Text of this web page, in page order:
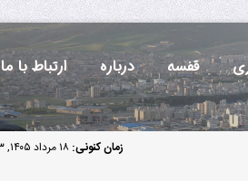
قفسه درباره ارتباط با ما
زمان کنونی: ۱۸ مرداد ۱۴۰۵, ۰۶:۲۳ ب.ظ